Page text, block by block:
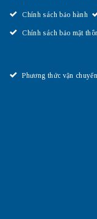
Chính sách bảo hành
Chính sách bảo mật
Phương thức vận chuyển